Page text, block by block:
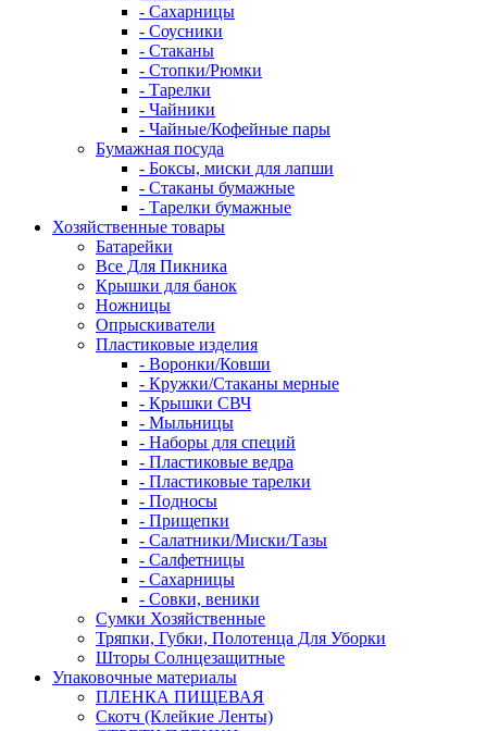
- Сахарницы
- Соусники
- Стаканы
- Стопки/Рюмки
- Тарелки
- Чайники
- Чайные/Кофейные пары
Бумажная посуда
- Боксы, миски для лапши
- Стаканы бумажные
- Тарелки бумажные
Хозяйственные товары
Батарейки
Все Для Пикника
Крышки для банок
Ножницы
Опрыскиватели
Пластиковые изделия
- Воронки/Ковши
- Кружки/Стаканы мерные
- Крышки СВЧ
- Мыльницы
- Наборы для специй
- Пластиковые ведра
- Пластиковые тарелки
- Подносы
- Прищепки
- Салатники/Миски/Тазы
- Салфетницы
- Сахарницы
- Совки, веники
Сумки Хозяйственные
Тряпки, Губки, Полотенца Для Уборки
Шторы Солнцезащитные
Упаковочные материалы
ПЛЕНКА ПИЩЕВАЯ
Скотч (Клейкие Ленты)